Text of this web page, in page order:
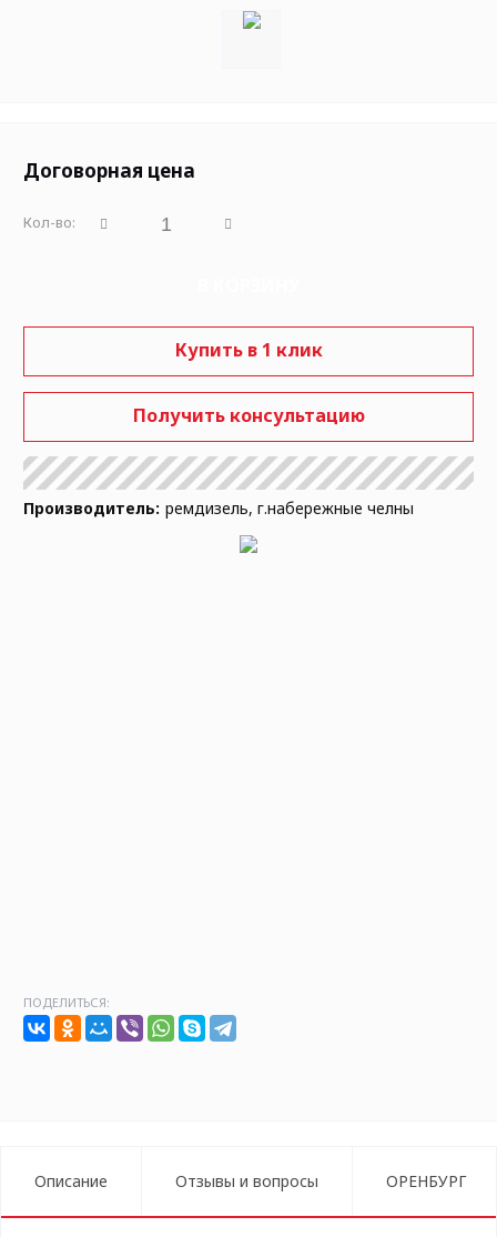
Договорная цена
Кол-во:
Купить в 1 клик
Получить консультацию
Производитель: ремдизель, г.набережные челны
ПОДЕЛИТЬСЯ:
Описание Отзывы и вопросы ОРЕНБУРГ